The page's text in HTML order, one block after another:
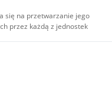
się na przetwarzanie jego
przez każdą z jednostek